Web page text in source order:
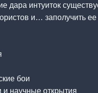
дара интуиток
и… заполучить
бои
и научные открытия